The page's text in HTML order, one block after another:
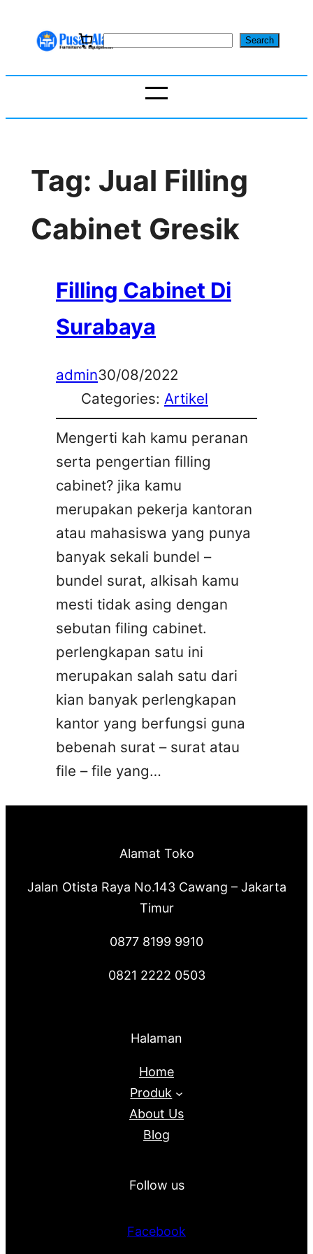
S
r
Search
Tag: Jual Filling
Cabinet Gresik
Filling Cabinet Di
Surabaya
admin30/08/2022
Categories: Artikel
Mengerti kah kamu peranan
serta pengertian filling
cabinet? jika kamu
merupakan pekerja kantoran
atau mahasiswa yang punya
banyak sekali bundel –
bundel surat, alkisah kamu
mesti tidak asing dengan
sebutan filing cabinet.
perlengkapan satu ini
merupakan salah satu dari
kian banyak perlengkapan
kantor yang berfungsi guna
bebenah surat – surat atau
file – file yang…
Alamat Toko
Jalan Otista Raya No.143 Cawang – Jakarta
Timur
0877 8199 9910
0821 2222 0503
Halaman
Home
Produk
About Us
Blog
Follow us
Facebook